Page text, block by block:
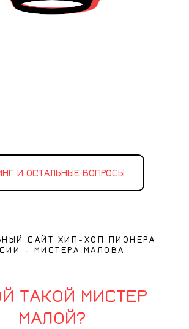
И ОСТАЛЬНЫЕ ВОПРОСЫ
САЙТ ХИП-ХОП ПИОНЕРА
- МИСТЕРА МАЛОВА
ТАКОЙ МИСТЕР
МАЛОЙ?